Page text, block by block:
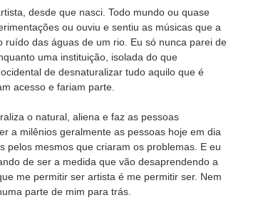
desde que nasci. Todo mundo ou quase
ou ouviu e sentiu as músicas que a
das águas de um rio. Eu só nunca parei de
uma instituição, isolada do que
de desnaturalizar tudo aquilo que é
acesso e fariam parte.
o natural, aliena e faz as pessoas
a milênios geralmente as pessoas hoje em dia
pelos mesmos que criaram os problemas. E eu
de ser a medida que vão desaprendendo a
me permitir ser artista é me permitir ser. Nem
parte de mim para trás.